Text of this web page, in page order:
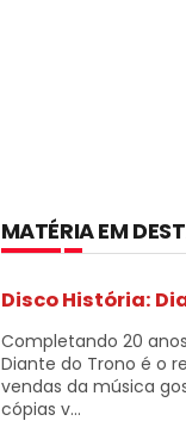
MATÉRIA EM
Disco História:
Completando 20
Diante do Trono é o
vendas da música
cópias v...